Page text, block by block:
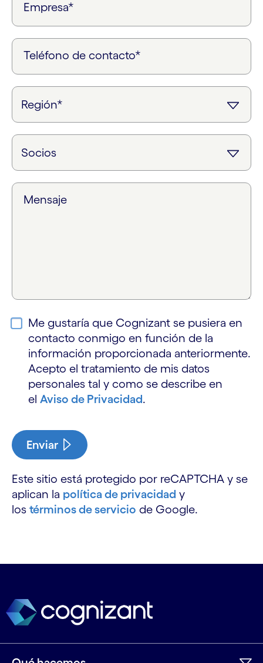
Empresa*
Teléfono de contacto*
Mensaje
Me gustaría que Cognizant se pusiera en
contacto conmigo en función de la
información proporcionada anteriormente.
Acepto el tratamiento de mis datos
personales tal y como se describe en
el Aviso de Privacidad.
Enviar
Este sitio está protegido por reCAPTCHA y se
aplican la política de privacidad y
los términos de servicio de Google.